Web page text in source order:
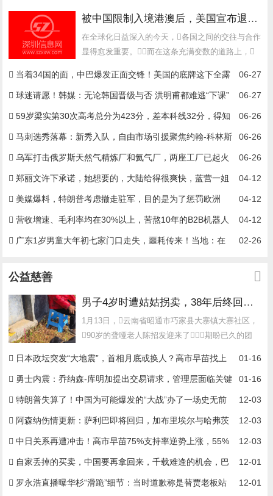
被中国限制入境港澳后，美国宣布退出，不派官员参加澳门会议！
在全球化日益深入的今天，各国之间的交往与合作
显得愈发重要。而在这条充满变数的道路上，
06-27
当着34国的面，中巴爆发正面交锋！美国的底牌这下全露
了 06-27
球迷请愿！韩媒：无论韩国晋级与否 洪明甫都难逃“下课”
06-26
59岁梁实第30次高考总分为423分，差本科线32分，得知
成绩他懊恼得直拍凳子 06-26
马刺选秀落幕：新秀入队，自由市场引援聚焦约翰-科林斯
06-26
乌军打击俄罗斯天然气精炼厂和氦气厂，两座工厂已起火
04-12
郑丽文许下承诺，她想要的，大陆给得很爽快，蓝营一姐
发话了 04-12
美媒爆料，特朗普考虑撤走驻军，目的是为了惩罚欧洲
04-12
营收增速、毛利率均在30%以上，苦熬10年的B2B机器人
为什么还难说赚钱？ 02-26
广东1岁男童大年初七家门口走失，噩耗传来！当地：在
中
公益慈善
男子4岁时遭姑姑拐卖，38年后终回家认亲！聋哑父母苦寻多年，母亲已抱憾离世丨红星寻人
1月13日，云南省昭通市巧家县大寨镇大寨社区，
90岁的聋哑老人陈招发迎来了期盼已久的团
01-16
日本政坛突发“大地震”，首相月底或换人？高市早苗找上
李在明，中国被点名 01-16
勇士内震：乔纳森-库明加提出交易请求，管理层面临关键
抉择 12-03
特朗普失算了！中国为可能爆发的“大战”办了一场史无前
例的演习 12-03
阿森纳伤情更新：萨利巴即将回归，加布里埃尔与哈弗茨
仍需等待 12-03
中日关系再遭冲击！高市早苗75%支持率逆势上涨，55%
日民认可其“台海有事”涉台挑衅言论 12-01
自家丢掉的买卖，中国要再拿回来，千载难逢的机会，巴
拿马要抓住 12-01
罗永浩直播曝华杉“滑跪”细节：当时道歉称是替贾老板站